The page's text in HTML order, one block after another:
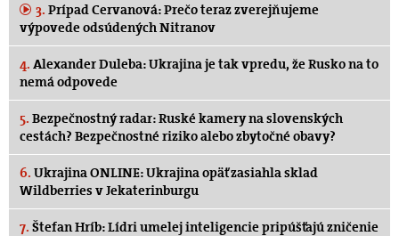
3. Prípad Cervanová: Prečo teraz zverejňujeme
výpovede odsúdených Nitranov
4. Alexander Duleba: Ukrajina je tak vpredu, že Rusko na to
nemá odpovede
5. Bezpečnostný radar: Ruské kamery na slovenských
cestách? Bezpečnostné riziko alebo zbytočné obavy?
6. Ukrajina ONLINE: Ukrajina opäť zasiahla sklad
Wildberries v Jekaterinburgu
7. Štefan Hríb: Lídri umelej inteligencie pripúšťajú zničenie